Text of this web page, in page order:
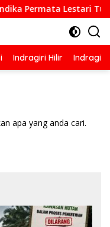
Lestari Tuai
Indragiri Hilir Indragiri
apa yang anda cari.